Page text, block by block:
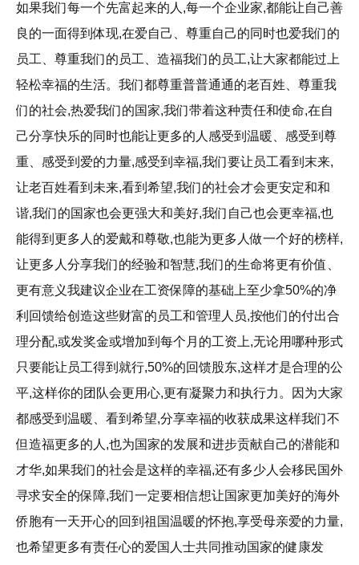
如果我们每一个先富起来的人,每一个企业家,都能让自己善
良的一面得到体现,在爱自己、尊重自己的同时也爱我们的
员工、尊重我们的员工、造福我们的员工,让大家都能过上
轻松幸福的生活。我们都尊重普普通通的老百姓、尊重我
们的社会,热爱我们的国家,我们带着这种责任和使命,在自
己分享快乐的同时也能让更多的人感受到温暖、感受到尊
重、感受到爱的力量,感受到幸福,我们要让员工看到末来,
让老百姓看到未来,看到希望,我们的社会才会更安定和和
谐,我们的国家也会更强大和美好,我们自己也会更幸福,也
能得到更多人的爱戴和尊敬,也能为更多人做一个好的榜样,
让更多人分享我们的经验和智慧,我们的生命将更有价值、
更有意义我建议企业在工资保障的基础上至少拿50%的净
利回馈给创造这些财富的员工和管理人员,按他们的付出合
理分配,或发奖金或增加到每个月的工资上,无论用哪种形式
只要能让员工得到就行,50%的回馈股东,这样才是合理的公
平,这样你的团队会更用心,更有凝聚力和执行力。因为大家
都感受到温暖、看到希望,分享幸福的收获成果这样我们不
但造福更多的人,也为国家的发展和进步贡献自己的潜能和
才华,如果我们的社会是这样的幸福,还有多少人会移民国外
寻求安全的保障,我们一定要相信想让国家更加美好的海外
侨胞有一天开心的回到祖国温暖的怀抱,享受母亲爱的力量,
也希望更多有责任心的爱国人士共同推动国家的健康发